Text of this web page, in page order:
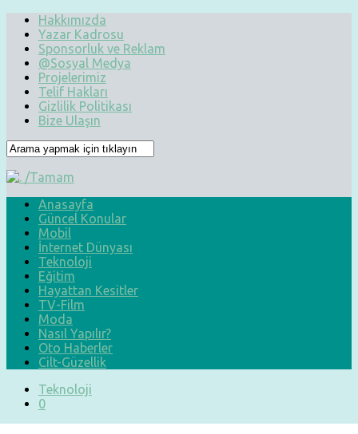
Hakkımızda
Yazar Kadrosu
Sponsorluk ve Reklam
@Sosyal Medya
Projelerimiz
Telif Hakları
Gizlilik Politikası
Bize Ulaşın
Anasayfa
Güncel Konular
Mobil
İnternet Dünyası
Teknoloji
Eğitim
Hayattan Kesitler
TV-Film
Moda
Nasıl Yapılır?
Oto Haberler
Cilt-Güzellik
Teknoloji
0